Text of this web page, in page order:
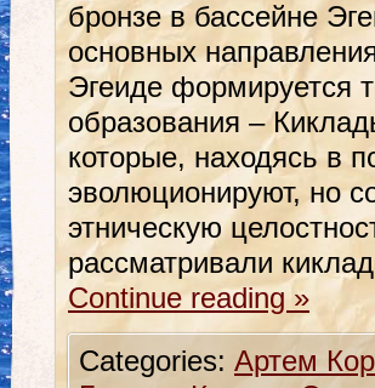
бронзе в бассейне
основных
Эгеиде формируется
образования –
которые, находясь в
эволюционируют, но
этническую
рассматривали
Continue reading»
Categories: Артем